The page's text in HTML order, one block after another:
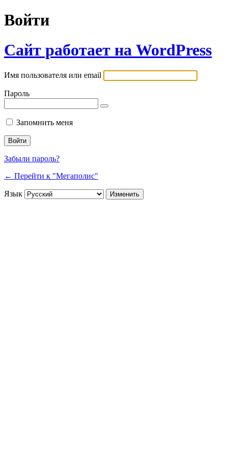
Войти
Сайт работает на WordPress
Имя пользователя или email
Пароль
Запомнить меня
Забыли пароль?
← Перейти к "Мегаполис"
Язык